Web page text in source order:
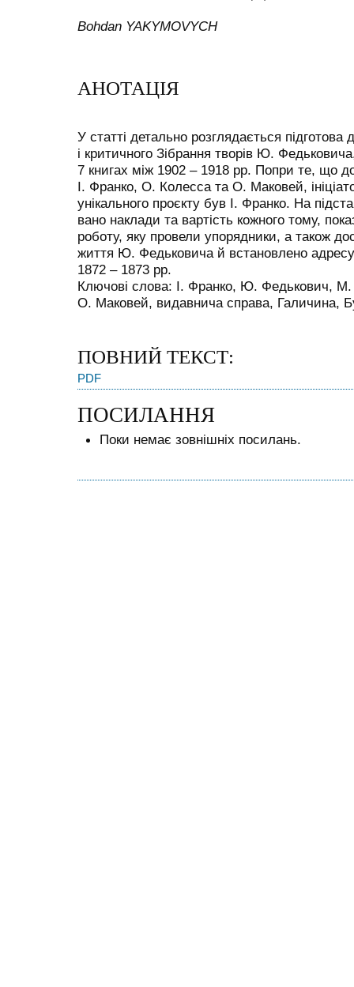
Bohdan YAKYMOVYCH
АНОТАЦІЯ
У статті детально розглядається
і критичного Зібрання творів Ю.
7 книгах між 1902 – 1918 рр. Попри те, що
І. Франко, О. Колесса та О. Маковей,
унікального проєкту був І. Франко. На
вано наклади та вартість кожного тому,
роботу, яку провели упорядники, а також
життя Ю. Федьковича й встановлено
1872 – 1873 рр.
Ключові слова: І. Франко, Ю. Федькович,
О. Маковей, видавнича справа, Галичина,
ПОВНИЙ ТЕКСТ:
PDF
ПОСИЛАННЯ
Поки немає зовнішніх посилань.